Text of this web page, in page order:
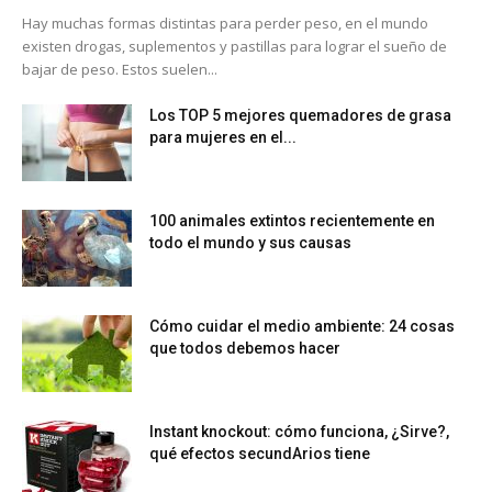
Hay muchas formas distintas para perder peso, en el mundo
existen drogas, suplementos y pastillas para lograr el sueño de
bajar de peso. Estos suelen...
Los TOP 5 mejores quemadores de grasa
para mujeres en el...
100 animales extintos recientemente en
todo el mundo y sus causas
Cómo cuidar el medio ambiente: 24 cosas
que todos debemos hacer
Instant knockout: cómo funciona, ¿Sirve?,
qué efectos secundArios tiene